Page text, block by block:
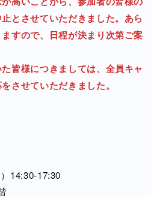
とさせていただきました。あら
すので、日程が決まり次第ご案
皆様につきましては、全員キャ
させていただきました。
14:30-17:30